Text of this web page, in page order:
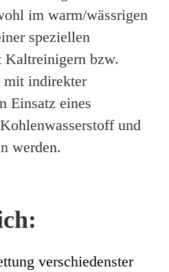
im warm/wässrigen
speziellen
bzw.
mit indirekter
Einsatz eines
Kohlenwasserstoff und
werden.
verschiedenster